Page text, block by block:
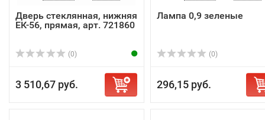
Дверь стеклянная, нижняя
ЕК-56, прямая, арт. 721860
(0)
3 510,67 руб.
Лампа 0,9 зеленые
(0)
296,15 руб.